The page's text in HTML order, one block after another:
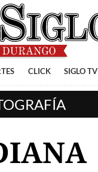
CLICK SIGLO TV